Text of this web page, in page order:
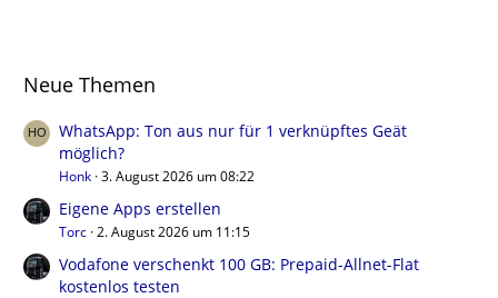
Neue Themen
WhatsApp: Ton aus nur für 1 verknüpftes Geät
möglich?
Honk 3. August 2026 um 08:22
Eigene Apps erstellen
Torc 2. August 2026 um 11:15
Vodafone verschenkt 100 GB: Prepaid-Allnet-Flat
kostenlos testen